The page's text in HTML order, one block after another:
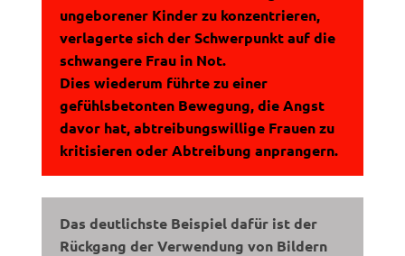
ungeborener Kinder zu konzentrieren,
verlagerte sich der Schwerpunkt auf die
schwangere Frau in Not.
Dies wiederum führte zu einer
gefühlsbetonten Bewegung, die Angst
davor hat, abtreibungswillige Frauen zu
kritisieren oder Abtreibung anprangern.
Das deutlichste Beispiel dafür ist der
Rückgang der Verwendung von Bildern